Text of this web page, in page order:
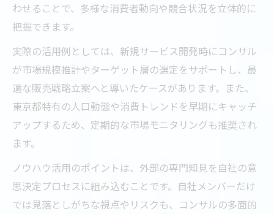
わせることで、多様な消費者動向や競合状況を立体的に
把握できます。
実際の活用例としては、新規サービス開発時にコンサル
が市場規模推計やターゲット層の選定をサポートし、最
適な販売戦略立案へと導いたケースがあります。また、
東京都特有の人口動態や消費トレンドを早期にキャッチ
アップするため、定期的な市場モニタリングも推奨され
ます。
ノウハウ活用のポイントは、外部の専門知見を自社の意
思決定プロセスに組み込むことです。自社メンバーだけ
では見落としがちな視点やリスクも、コンサルの多面的